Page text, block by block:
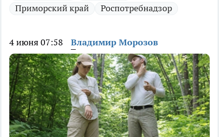
Приморский край
Роспотребнадзор
4 июня 07:58 Владимир Морозов